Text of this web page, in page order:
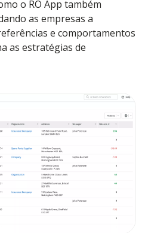
o RO App também
as empresas a
e comportamentos
as estratégias de